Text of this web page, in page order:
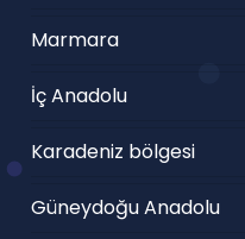
Marmara
İç Anadolu
Karadeniz bölgesi
Güneydoğu Anadolu